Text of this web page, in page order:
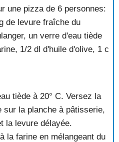
une pizza de 6 personnes:
de levure fraîche du
un verre d'eau tiède
1/2 dl d'huile d'olive, 1 c
tiède à 20° C. Versez la
sur la planche à pâtisserie,
la levure délayée.
la farine en mélangeant du